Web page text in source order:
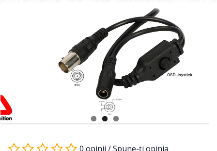
0 opinii /Spune-ţi opinia